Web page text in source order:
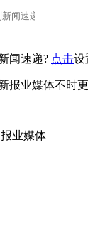
闻速递? 点击设
报业媒体不时
业媒体